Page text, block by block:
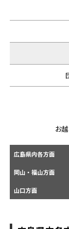
お
広島県内各方面
岡山・福山方面
山口方面